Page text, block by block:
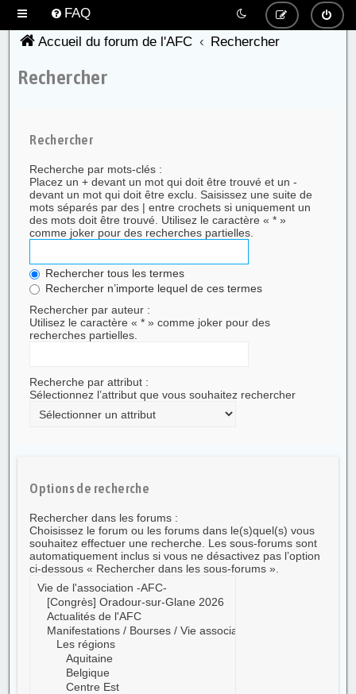
FAQ
Accueil du forum de l'AFC
Rechercher
Rechercher
Rechercher
Recherche par mots-clés :
Placez un+ devant un mot qui doit être trouvé et un-
devant un mot qui doit être exclu. Saisissez une suite de
mots séparés par des | entre crochets si uniquement un
des mots doit être trouvé. Utilisez le caractère « * »
comme joker pour des recherches partielles.
Rechercher tous les termes
Rechercher n’importe lequel de ces termes
Rechercher par auteur :
Utilisez le caractère « * » comme joker pour des
recherches partielles.
Recherche par attribut :
Sélectionnez l’attribut que vous souhaitez rechercher
Options de recherche
Rechercher dans les forums :
Choisissez le forum ou les forums dans le(s)quel(s) vous
souhaitez effectuer une recherche. Les sous-forums sont
automatiquement inclus si vous ne désactivez pas l’option
ci-dessous « Rechercher dans les sous-forums ».